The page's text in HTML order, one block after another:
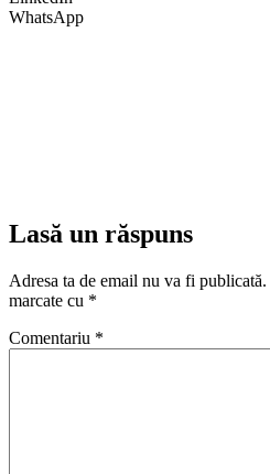
WhatsApp
Lasă un răspuns
Adresa ta de email nu va fi publicată.
marcate cu *
Comentariu *